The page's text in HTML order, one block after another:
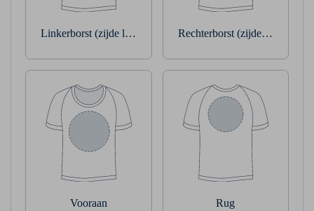
Linkerborst (zijde linkerarm) Rechterborst (zijde
Vooraan Rug